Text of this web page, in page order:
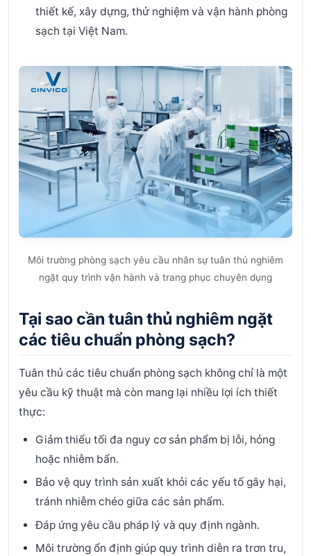
thiết kế, xây dựng, thử nghiệm và vận hành phòng
sạch tại Việt Nam.
Môi trường phòng sạch yêu cầu nhân sự tuân thủ nghiêm
ngặt quy trình vận hành và trang phục chuyên dụng
Tại sao cần tuân thủ nghiêm ngặt
các tiêu chuẩn phòng sạch?
Tuân thủ các tiêu chuẩn phòng sạch không chỉ là một
yêu cầu kỹ thuật mà còn mang lại nhiều lợi ích thiết
thực:
Giảm thiểu tối đa nguy cơ sản phẩm bị lỗi, hỏng
hoặc nhiễm bẩn.
Bảo vệ quy trình sản xuất khỏi các yếu tố gây hại,
tránh nhiễm chéo giữa các sản phẩm.
Đáp ứng yêu cầu pháp lý và quy định ngành.
Môi trường ổn định giúp quy trình diễn ra trơn tru,